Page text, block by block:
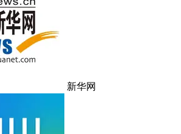
新华网